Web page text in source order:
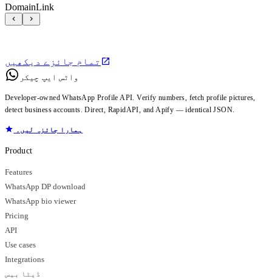
DomainLink
تمام جائزے دیکھیں
واٹس ایپ چیکر
Developer-owned WhatsApp Profile API. Verify numbers, fetch profile pictures,
detect business accounts. Direct, RapidAPI, and Apify — identical JSON.
ہمارا جائزہ لیں۔
Product
Features
WhatsApp DP download
WhatsApp bio viewer
Pricing
API
Use cases
Integrations
ڈیٹا بیس